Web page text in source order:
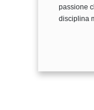
passione
disciplina